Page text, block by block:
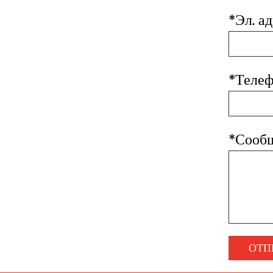
*Эл.
*
*